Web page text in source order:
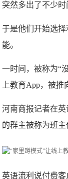
突然多出了不少时
于是他们开始选
能。
一时间，被称为“
上教育App，被推
河南商报记者在
的群主被称为班主
英语流利说付费